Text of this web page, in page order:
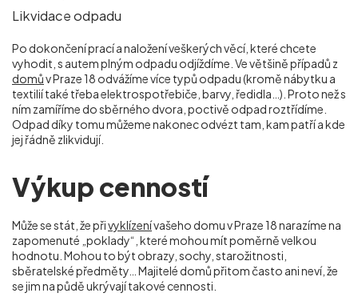
Likvidace odpadu
Po dokončení prací a naložení veškerých věcí, které chcete
vyhodit, s autem plným odpadu odjíždíme. Ve většině případů z
domův Praze 18 odvážíme více typů odpadu (kromě nábytku a
textilií také třeba elektrospotřebiče, barvy, ředidla…). Proto než s
ním zamíříme do sběrného dvora, poctivě odpad roztřídíme.
Odpad díky tomu můžeme nakonec odvézt tam, kam patří a kde
jej řádně zlikvidují.
Výkup cenností
Může se stát, že přivyklízenívašeho domu v Praze 18 narazíme na
zapomenuté „poklady“, které mohou mít poměrně velkou
hodnotu. Mohou to být obrazy, sochy, starožitnosti,
sběratelské předměty… Majitelé domů přitom často ani neví, že
se jim na půdě ukrývají takové cennosti.